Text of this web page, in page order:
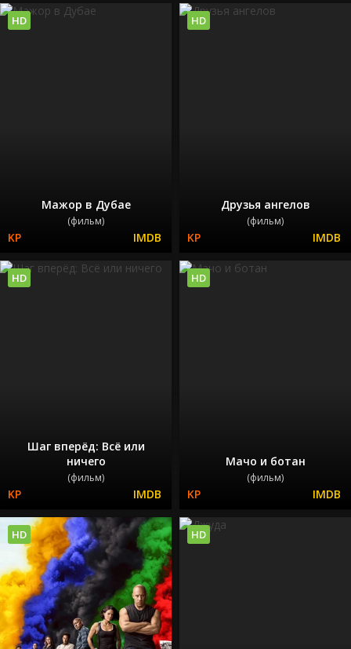
Мажор в Дубае
(фильм)
HD
Друзья ангелов
(фильм)
HD
Шаг вперёд: Всё или
ничего
(фильм)
HD
Мачо и ботан
(фильм)
HD
HD HD